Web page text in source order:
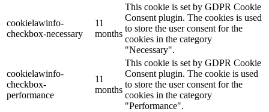
cookielawinfo-
checkbox-necessary
11
months
This cookie is set by GDPR Cookie
Consent plugin. The cookies is used
to store the user consent for the
cookies in the category
"Necessary".
cookielawinfo-
checkbox-
performance
11
months
This cookie is set by GDPR Cookie
Consent plugin. The cookie is used
to store the user consent for the
cookies in the category
"Performance".